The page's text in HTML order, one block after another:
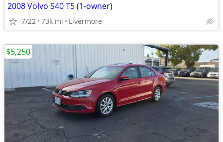
2008 Volvo S40 T5 (1-owner)
7/22 73k mi Livermore
$5,250